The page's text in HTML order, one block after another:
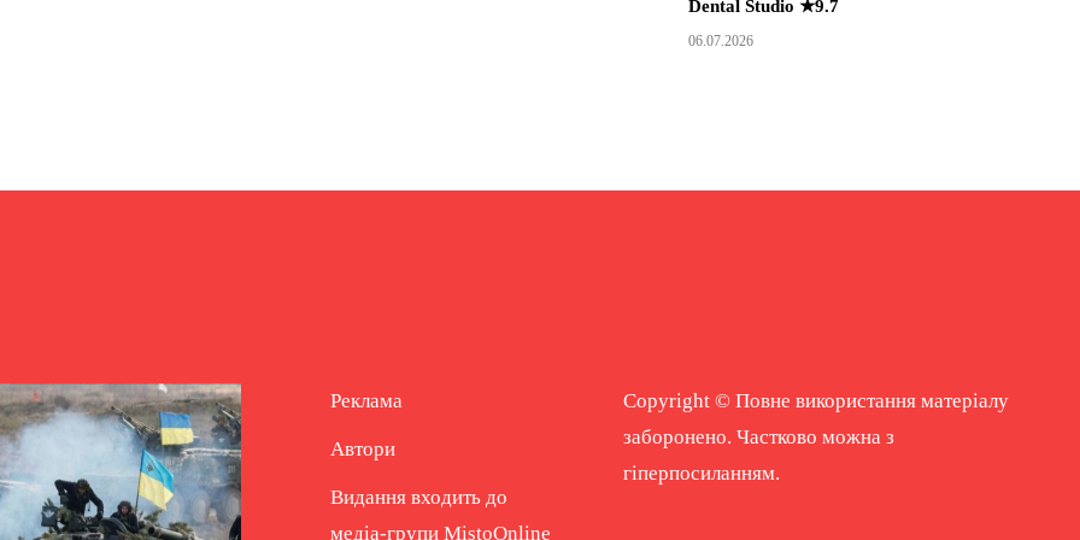
Dental Studio ★9.7
06.07.2026
Реклама
Автори
Видання входить до
медіа-групи MistoOnline
Copyright © Повне використання матеріалу
заборонено. Частково можна з
гіперпосиланням.